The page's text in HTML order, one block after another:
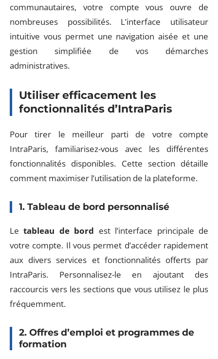
communautaires, votre compte vous ouvre de
nombreuses possibilités. L’interface utilisateur
intuitive vous permet une navigation aisée et une
gestion simplifiée de vos démarches
administratives.
Utiliser efficacement les
fonctionnalités d’IntraParis
Pour tirer le meilleur parti de votre compte
IntraParis, familiarisez-vous avec les différentes
fonctionnalités disponibles. Cette section détaille
comment maximiser l’utilisation de la plateforme.
1. Tableau de bord personnalisé
Letableau de bord est l’interface principale de
votre compte. Il vous permet d’accéder rapidement
aux divers services et fonctionnalités offerts par
IntraParis. Personnalisez-le en ajoutant des
raccourcis vers les sections que vous utilisez le plus
fréquemment.
2. Offres d’emploi et programmes de
formation